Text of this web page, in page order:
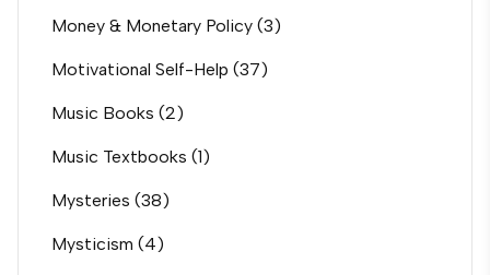
Money & Monetary Policy (3)
Motivational Self-Help (37)
Music Books (2)
Music Textbooks (1)
Mysteries (38)
Mysticism (4)